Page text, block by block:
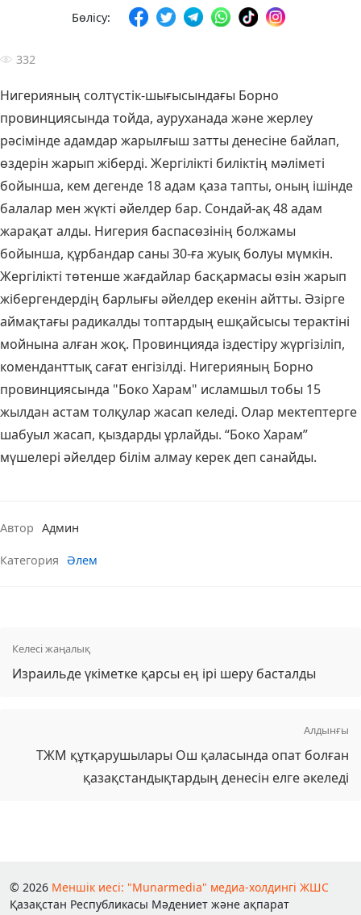
Бөлісу:
332
Нигерияның солтүстік-шығысындағы Борно
провинциясында тойда, ауруханада және жерлеу
рәсімінде адамдар жарылғыш затты денесіне байлап,
өздерін жарып жіберді. Жергілікті биліктің мәліметі
бойынша, кем дегенде 18 адам қаза тапты, оның ішінде
балалар мен жүкті әйелдер бар. Сондай-ақ 48 адам
жарақат алды. Нигерия баспасөзінің болжамы
бойынша, құрбандар саны 30-ға жуық болуы мүмкін.
Жергілікті төтенше жағдайлар басқармасы өзін жарып
жібергендердің барлығы әйелдер екенін айтты. Әзірге
аймақтағы радикалды топтардың ешқайсысы терактіні
мойнына алған жоқ. Провинцияда іздестіру жүргізіліп,
коменданттық сағат енгізілді. Нигерияның Борно
провинциясында "Боко Харам" исламшыл тобы 15
жылдан астам толқулар жасап келеді. Олар мектептерге
шабуыл жасап, қыздарды ұрлайды. “Боко Харам”
мүшелері әйелдер білім алмау керек деп санайды.
Автор Админ
Категория Әлем
Келесі жаңалық
Израильде үкіметке қарсы ең ірі шеру басталды
Алдынғы
ТЖМ құтқарушылары Ош қаласында опат болған
қазақстандықтардың денесін елге әкеледі
© 2026 Меншік иесі: "Munarmedia" медиа-холдингі ЖШС
Қазақстан Республикасы Мәдениет және ақпарат